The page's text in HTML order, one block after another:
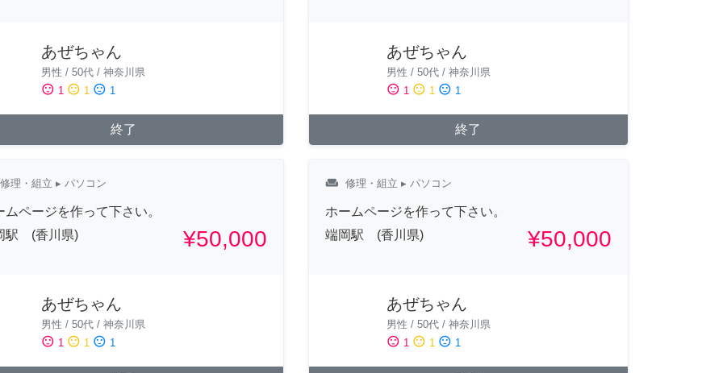
あぜちゃん
男性 / 50代 / 神奈川県
sentiment_satisfied 1 sentiment_neutral 1 sentiment_dissatisfied 1
終了
あぜちゃん
男性 / 50代/ 神奈川県
sentiment_satisfied 1 sentiment_neutral 1 sentiment_dissatisfied 1
終了
修理・組立 ▸ パソコン
ムページを作って下さい。
駅 (香川県)
¥50,000
あぜちゃん
男性 / 50代 / 神奈川県
sentiment_satisfied 1 sentiment_neutral 1 sentiment_dissatisfied 1
weekend 修理・組立 ▸ パソコン
ホームページを作って下さい。
端岡駅 (香川県)
¥50,000
あぜちゃん
男性 / 50代/ 神奈川県
sentiment_satisfied 1 sentiment_neutral 1 sentiment_dissatisfied 1